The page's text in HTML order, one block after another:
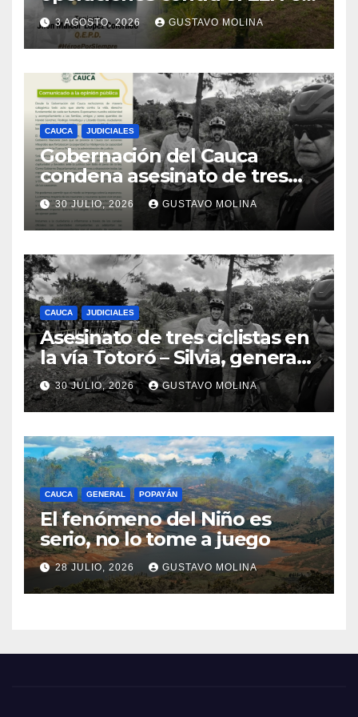
el sur del Cauca
3 AGOSTO, 2026 GUSTAVO MOLINA
CAUCA JUDICIALES
Gobernación del Cauca
condena asesinato de tres
ciudadanos y exige medidas
urgentes al Gobierno
Nacional
30 JULIO, 2026 GUSTAVO MOLINA
CAUCA JUDICIALES
Asesinato de tres ciclistas en
la vía Totoró – Silvia, genera
consternación en el Cauca
30 JULIO, 2026 GUSTAVO MOLINA
CAUCA GENERAL POPAYÁN
El fenómeno del Niño es
serio, no lo tome a juego
28 JULIO, 2026 GUSTAVO MOLINA